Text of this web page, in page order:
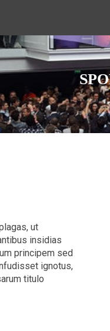
ut
insidias
principem sed
ignotus,
titulo